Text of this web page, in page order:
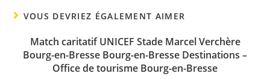
VOUS DEVRIEZ ÉGALEMENT AIMER
Match caritatif UNICEF Stade Marcel Verchère
Bourg-en-Bresse Bourg-en-Bresse Destinations –
Office de tourisme Bourg-en-Bresse